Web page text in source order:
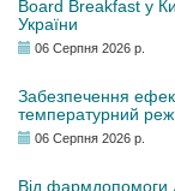
Board Breakfast у
України
06 Серпня 2026 р.
Забезпечення
температурний
06 Серпня 2026 р.
Від